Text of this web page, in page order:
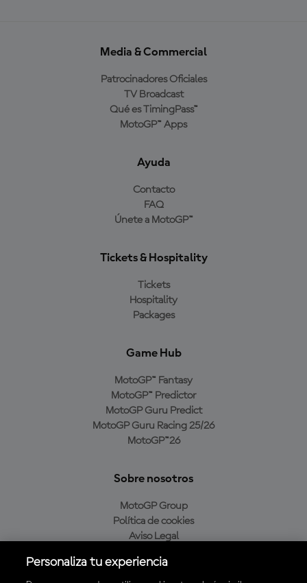
Media & Commercial
Patrocinadores Oficiales
TV Broadcast
Qué es TimingPass™
MotoGP™ Apps
Ayuda
Contacto
FAQ
Únete a MotoGP™
Tickets & Hospitality
Tickets
Hospitality
Packages
Game Hub
MotoGP™ Fantasy
MotoGP™ Predictor
MotoGP Guru Predict
MotoGP Guru Racing 25/26
MotoGP™26
Sobre nosotros
MotoGP Group
Política de cookies
Aviso Legal
Política de compra
Personaliza tu experiencia